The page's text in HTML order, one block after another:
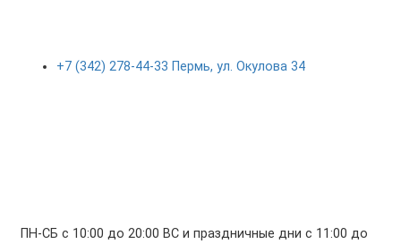
+7 (342) 278-44-33 Пермь, ул. Окулова 34
ПН-СБ с 10:00 до 20:00 ВС и праздничные дни с 11:00 до